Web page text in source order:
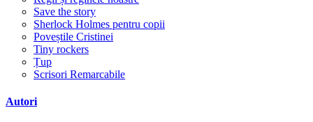
Save the story
Sherlock Holmes pentru copii
Poveștile Cristinei
Tiny rockers
Țup
Scrisori Remarcabile
Autori